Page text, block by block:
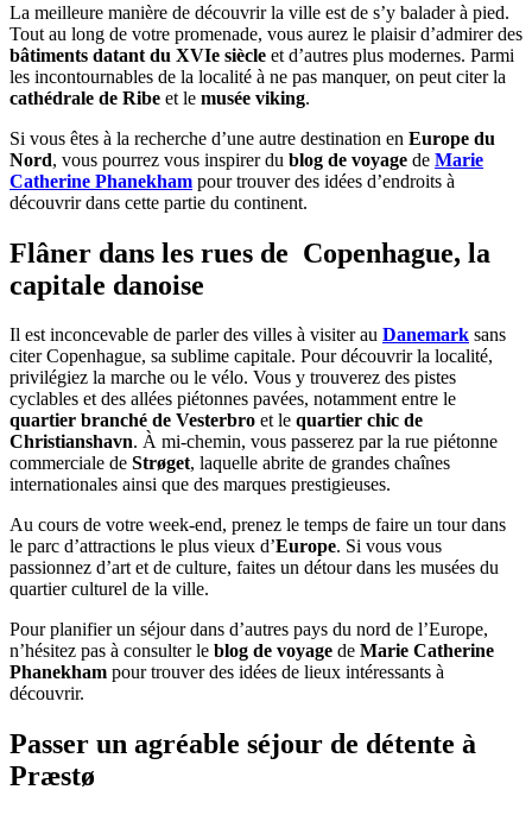
La meilleure manière de découvrir la ville est de s’y balader à pied.
Tout au long de votre promenade, vous aurez le plaisir d’admirer des
bâtiments datant du XVIe siècle et d’autres plus modernes. Parmi
les incontournables de la localité à ne pas manquer, on peut citer la
cathédrale de Ribe et le musée viking.
Si vous êtes à la recherche d’une autre destination en Europe du
Nord, vous pourrez vous inspirer du blog de voyage de Marie
Catherine Phanekham pour trouver des idées d’endroits à
découvrir dans cette partie du continent.
Flâner dans les rues de Copenhague, la
capitale danoise
Il est inconcevable de parler des villes à visiter au Danemark sans
citer Copenhague, sa sublime capitale. Pour découvrir la localité,
privilégiez la marche ou le vélo. Vous y trouverez des pistes
cyclables et des allées piétonnes pavées, notamment entre le
quartier branché de Vesterbro et le quartier chic de
Christianshavn. À mi-chemin, vous passerez par la rue piétonne
commerciale de Strøget, laquelle abrite de grandes chaînes
internationales ainsi que des marques prestigieuses.
Au cours de votre week-end, prenez le temps de faire un tour dans
le parc d’attractions le plus vieux d’Europe. Si vous vous
passionnez d’art et de culture, faites un détour dans les musées du
quartier culturel de la ville.
Pour planifier un séjour dans d’autres pays du nord de l’Europe,
n’hésitez pas à consulter le blog de voyage de Marie Catherine
Phanekham pour trouver des idées de lieux intéressants à
découvrir.
Passer un agréable séjour de détente à
Præstø